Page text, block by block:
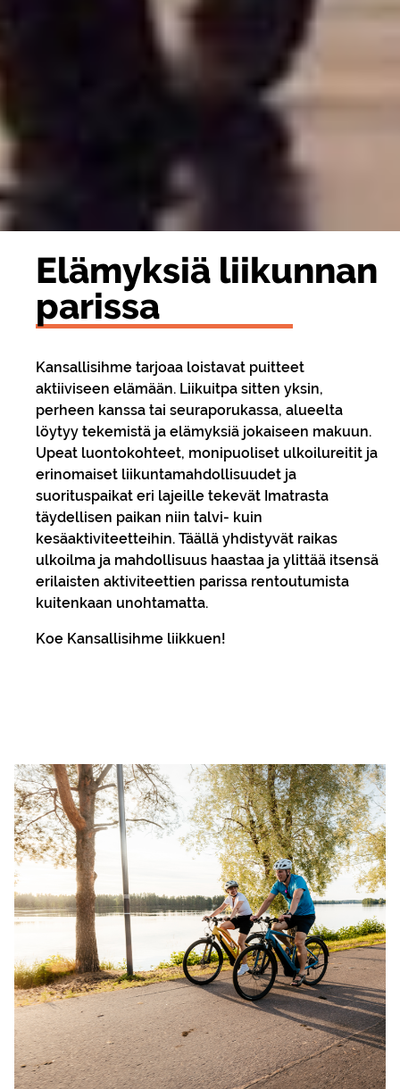
Elä­myk­siä lii­kun­nan
pa­ris­sa
Kansallisihme tarjoaa loistavat puitteet
aktiiviseen elämään. Liikuitpa sitten yksin,
perheen kanssa tai seuraporukassa, alueelta
löytyy tekemistä ja elämyksiä jokaiseen makuun.
Upeat luontokohteet, monipuoliset ulkoilureitit ja
erinomaiset liikuntamahdollisuudet ja
suorituspaikat eri lajeille tekevät Imatrasta
täydellisen paikan niin talvi- kuin
kesäaktiviteetteihin. Täällä yhdistyvät raikas
ulkoilma ja mahdollisuus haastaa ja ylittää itsensä
erilaisten aktiviteettien parissa rentoutumista
kuitenkaan unohtamatta.
Koe Kansallisihme liikkuen!